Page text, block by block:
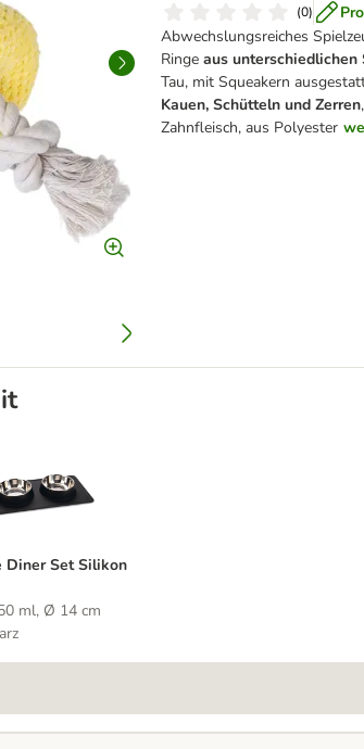
(0)
Abwechslungsreiches
Ringe aus unterschiedlichen
Tau, mit Squeakern
Kauen, Schütteln und Zerren
Zahnfleisch, aus Polyester
mit Seil
Diner Set Silikon Dex
Diner Set Silikon
ml, Ø 14 cm